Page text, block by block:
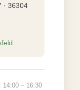
· 36304
14:00 – 16:30